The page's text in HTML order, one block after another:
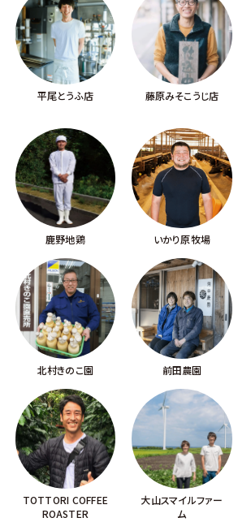
平尾とうふ店 藤原みそこうじ店
鹿野地鶏 いかり原牧場
北村きのこ園 前田農園
TOTTORI COFFEE
ROASTER
大山スマイルファー
ム